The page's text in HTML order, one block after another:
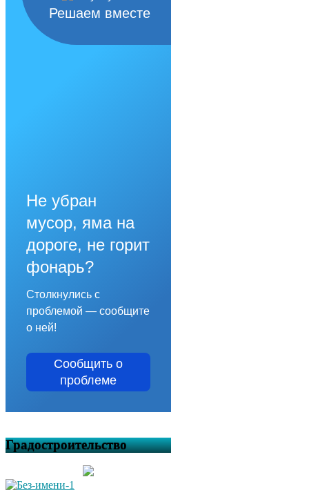
Решаем вместе
Не убран
мусор, яма на
дороге, не горит
фонарь?
Столкнулись с
проблемой — сообщите
о ней!
Сообщить о
проблеме
Градостроительство